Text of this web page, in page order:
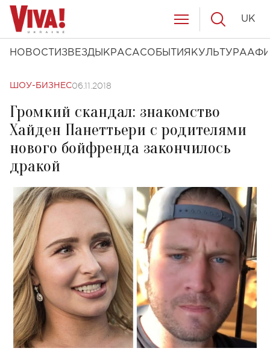
НОВОСТИ ЗВЕЗДЫ КРАСАСОБЫТИЯ КУЛЬТУРА
UK
ШОУ-БИЗНЕС06.11.2018
Громкий скандал: знакомство
Хайден Панеттьери с родителями
нового бойфренда закончилось
дракой